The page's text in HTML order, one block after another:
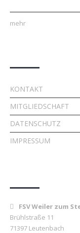
mehr
KONTAKT
MITGLIEDSCHAFT
DATENSCHUTZ
IMPRESSUM
FSV Weiler zum
Brühlstraße 11
71397 Leutenbach